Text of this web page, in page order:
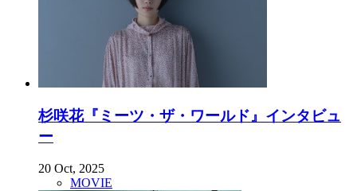
杉咲花『ミーツ・ザ・ワールド』インタビュ
ー
20 Oct, 2025
MOVIE